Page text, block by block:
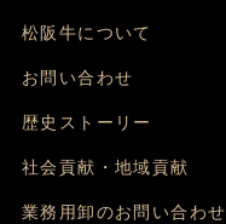
松阪牛について
お問い合わせ
歴史ストーリー
社会貢献・地域貢献
業務用卸のお問い合わせ